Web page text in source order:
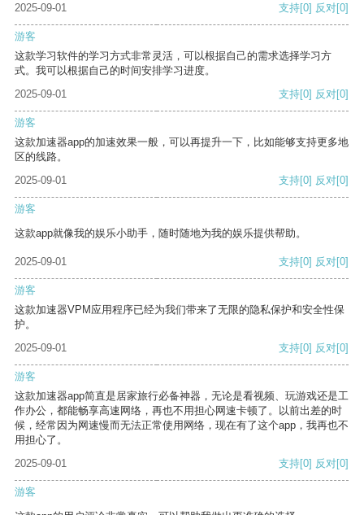
2025-09-01 支持[0] 反对[0]
游客
这款学习软件的学习方式非常灵活，可以根据自己的需求选择学习方
式。我可以根据自己的时间安排学习进度。
2025-09-01
支持[0] 反对[0]
游客
这款加速器app的加速效果一般，可以再提升一下，比如能够支持更多地
区的线路。
2025-09-01
支持[0] 反对[0]
游客
这款app就像我的娱乐小助手，随时随地为我的娱乐提供帮助。
2025-09-01 支持[0] 反对[0]
游客
这款加速器VPM应用程序已经为我们带来了无限的隐私保护和安全性保
护。
2025-09-01
支持[0] 反对[0]
游客
这款加速器app简直是居家旅行必备神器，无论是看视频、玩游戏还是工
作办公，都能畅享高速网络，再也不用担心网速卡顿了。以前出差的时
候，经常因为网速慢而无法正常使用网络，现在有了这个app，我再也不
用担心了。
2025-09-01
支持[0] 反对[0]
游客